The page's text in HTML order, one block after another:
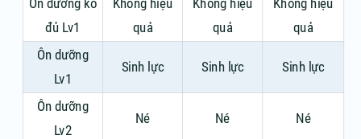
Ôn dưỡng ko
đủ Lv1
Không hiệu
quả
Không hiệu
quả
Không hiệu
quả
Ôn dưỡng
Lv1
Sinh lực Sinh lực Sinh lực
Ôn dưỡng
Lv2
Né Né Né